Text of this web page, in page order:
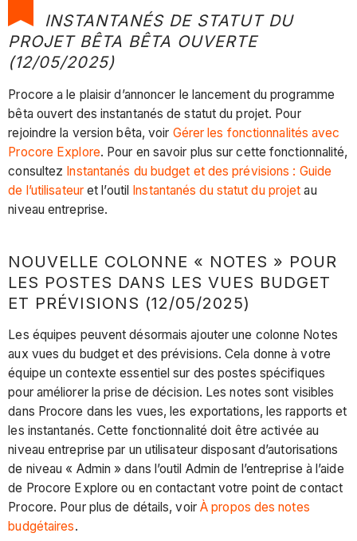
INSTANTANÉS DE STATUT DU
PROJET BÊTA BÊTA OUVERTE
(12/05/2025)
Procore a le plaisir d’annoncer le lancement du programme
bêta ouvert des instantanés de statut du projet. Pour
rejoindre la version bêta, voir Gérer les fonctionnalités avec
Procore Explore. Pour en savoir plus sur cette fonctionnalité,
consultez Instantanés du budget et des prévisions : Guide
de l’utilisateuret l’outil Instantanés du statut du projet au
niveau entreprise.
NOUVELLE COLONNE « NOTES » POUR
LES POSTES DANS LES VUES BUDGET
ET PRÉVISIONS (12/05/2025)
Les équipes peuvent désormais ajouter une colonne Notes
aux vues du budget et des prévisions. Cela donne à votre
équipe un contexte essentiel sur des postes spécifiques
pour améliorer la prise de décision. Les notes sont visibles
dans Procore dans les vues, les exportations, les rapports et
les instantanés. Cette fonctionnalité doit être activée au
niveau entreprise par un utilisateur disposant d’autorisations
de niveau « Admin » dans l’outil Admin de l’entreprise à l’aide
de Procore Explore ou en contactant votre point de contact
Procore. Pour plus de détails, voir À propos des notes
budgétaires.